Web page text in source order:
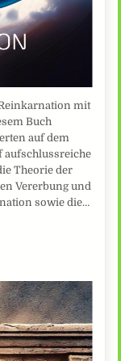
mit
Buch
auf dem
aufschlussreiche
Theorie der
Vererbung und
sowie die…